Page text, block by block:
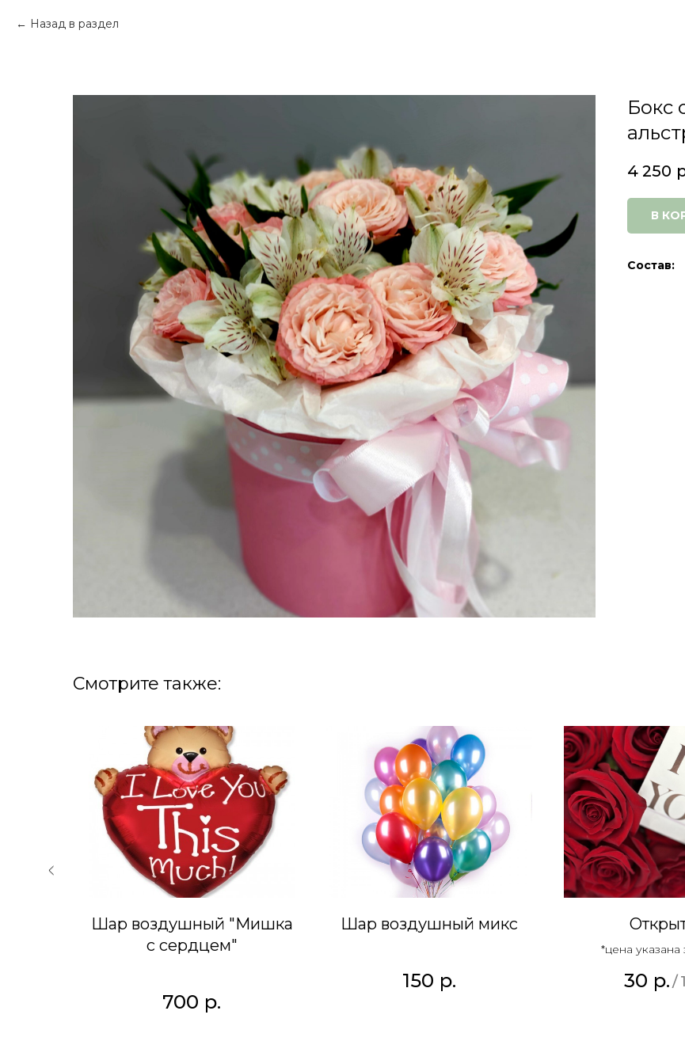
Назад в раздел
Бокс
4 250
В
Состав:
Смотрите также:
Шар воздушный "Мишка
с сердцем"
700 р.
Шар воздушный микс
150 р.
*цена указана
30 р./